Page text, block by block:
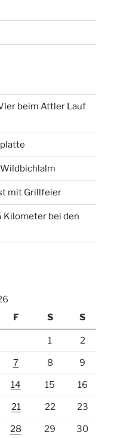
beim Attler Lauf
mit Grillfeier
Kilometer bei den
F S S
1 2
7 8 9
14 15 16
21 22 23
28 29 30